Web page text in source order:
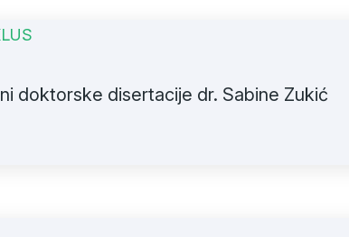
doktorske disertacije dr. Sabine Zukić